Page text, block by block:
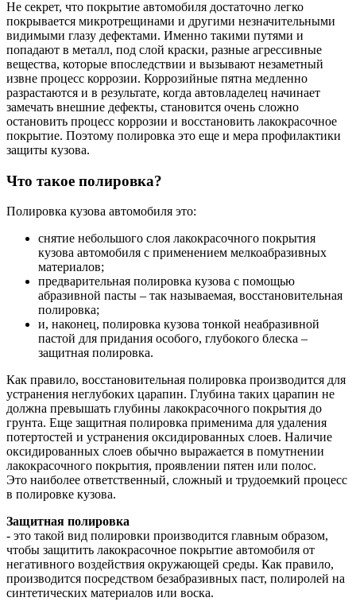
Не секрет, что покрытие автомобиля достаточно легко
покрывается микротрещинами и другими незначительными
видимыми глазу дефектами. Именно такими путями и
попадают в металл, под слой краски, разные агрессивные
вещества, которые впоследствии и вызывают незаметный
извне процесс коррозии. Коррозийные пятна медленно
разрастаются и в результате, когда автовладелец начинает
замечать внешние дефекты, становится очень сложно
остановить процесс коррозии и восстановить лакокрасочное
покрытие. Поэтому полировка это еще и мера профилактики
защиты кузова.
Что такое полировка?
Полировка кузова автомобиля это:
снятие небольшого слоя лакокрасочного покрытия
кузова автомобиля с применением мелкоабразивных
материалов;
предварительная полировка кузова с помощью
абразивной пасты – так называемая, восстановительная
полировка;
и, наконец, полировка кузова тонкой неабразивной
пастой для придания особого, глубокого блеска –
защитная полировка.
Как правило, восстановительная полировка производится для
устранения неглубоких царапин. Глубина таких царапин не
должна превышать глубины лакокрасочного покрытия до
грунта. Еще защитная полировка применима для удаления
потертостей и устранения оксидированных слоев. Наличие
оксидированных слоев обычно выражается в помутнении
лакокрасочного покрытия, проявлении пятен или полос.
Это наиболее ответственный, сложный и трудоемкий процесс
в полировке кузова.
Защитная полировка
- это такой вид полировки производится главным образом,
чтобы защитить лакокрасочное покрытие автомобиля от
негативного воздействия окружающей среды. Как правило,
производится посредством безабразивных паст, полиролей на
синтетических материалов или воска.